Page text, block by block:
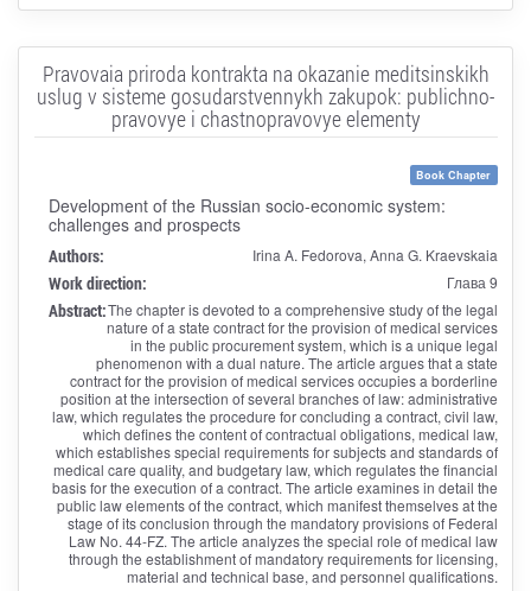
Pravovaia priroda kontrakta na okazanie meditsinskikh
uslug v sisteme gosudarstvennykh zakupok: publichno-
pravovye i chastnopravovye elementy
Book Chapter
Development of the Russian socio-economic system:
challenges and prospects
Authors: Irina A. Fedorova, Anna G. Kraevskaia
Work direction: Глава 9
Abstract:The chapter is devoted to a comprehensive study of the legal
nature of a state contract for the provision of medical services
in the public procurement system, which is a unique legal
phenomenon with a dual nature. The article argues that a state
contract for the provision of medical services occupies a borderline
position at the intersection of several branches of law: administrative
law, which regulates the procedure for concluding a contract, civil law,
which defines the content of contractual obligations, medical law,
which establishes special requirements for subjects and standards of
medical care quality, and budgetary law, which regulates the financial
basis for the execution of a contract. The article examines in detail the
public law elements of the contract, which manifest themselves at the
stage of its conclusion through the mandatory provisions of Federal
Law No. 44-FZ. The article analyzes the special role of medical law
through the establishment of mandatory requirements for licensing,
material and technical base, and personnel qualifications.